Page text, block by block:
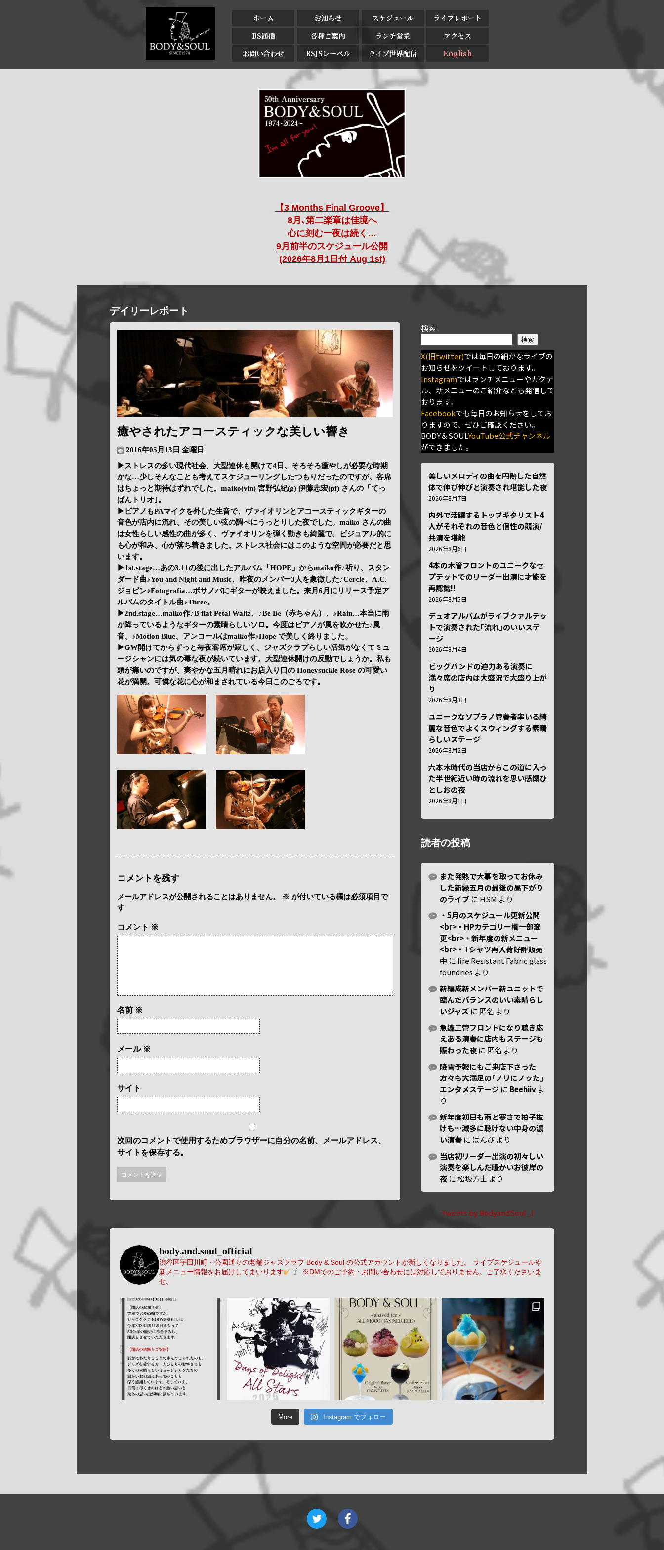
ホーム お知らせ スケジュール
ライブレポート
BS通信
各種ご案内 ランチ営業
アクセス
お問い合わせ
BSJSレーベル ライブ世界配信 English
【3 Months Final Groove】
8月､第二楽章は佳境へ
心に刻む一夜は続く…
9月前半のスケジュール公開
(2026年8月1日付 Aug 1st)
デイリーレポート
癒やされたアコースティックな美しい響き
2016年05月13日 金曜日
▶ストレスの多い現代社会、大型連休も開けて4日、そろそろ癒やしが必要な時期
かな…少しそんなことも考えてスケジューリングしたつもりだったのですが、客席
はちょっと期待はずれでした。maiko(vln) 宮野弘紀(g) 伊藤志宏(pf) さんの「てっ
ぱんトリオ｣。
▶ピアノもPAマイクを外した生音で、ヴァイオリンとアコースティックギターの
音色が店内に流れ、その美しい弦の調べにうっとりした夜でした。maiko さんの曲
は女性らしい感性の曲が多く、ヴァイオリンを弾く動きも綺麗で、ビジュアル的に
も心が和み、心が落ち着きました。ストレス社会にはこのような空間が必要だと思
います。
▶1st.stage…あの3.11の後に出したアルバム「HOPE」からmaiko作♪祈り、スタン
ダード曲♪You and Night and Music、昨夜のメンバー3人を象徴した♪Cercle、A.C.
ジョビン♪Fotografia…ボサノバにギターが映えました。来月6月にリリース予定ア
ルバムのタイトル曲♪Three。
▶2nd.stage…maiko作♪B flat Petal Waltz、♪Be Be（赤ちゃん）、♪Rain…本当に雨
が降っているようなギターの素晴らしいソロ。今度はピアノが風を吹かせた♪風
音、♪Motion Blue、アンコールはmaiko作♪Hope で美しく終りました。
▶GW開けてからずっと毎夜客席が寂しく、ジャズクラブらしい活気がなくてミュ
ージシャンには気の毒な夜が続いています。大型連休開けの反動でしょうか。私も
頭が痛いのですが、爽やかな五月晴れにお店入り口の Honeysuckle Rose の可愛い
花が満開。可憐な花に心が和まされている今日このごろです。
コメントを残す
メールアドレスが公開されることはありません。 ※ が付いている欄は必須項目で
す
コメント ※
名前 ※
メール ※
サイト
次回のコメントで使用するためブラウザーに自分の名前、メールアドレス、
サイトを保存する。
検索
検索
X(旧twitter)では毎日の細かなライブの
お知らせをツイートしております。
Instagramではランチメニューやカクテ
ル、新メニューのご紹介なども発信して
おります。
Facebookでも毎日のお知らせをしてお
りますので、ぜひご確認ください。
BODY＆SOULYouTube公式チャンネル
ができました。
美しいメロディの曲を円熟した自然
体で伸び伸びと演奏され堪能した夜
2026年8月7日
内外で活躍するトップギタリスト4
人がそれぞれの音色と個性の競演/
共演を堪能
2026年8月6日
4本の木管フロントのユニークなセ
プテットでのリーダー出演に才能を
再認識!!
2026年8月5日
デュオアルバムがライブクァルテッ
トで演奏された｢流れ｣のいいステ
ージ
2026年8月4日
ビッグバンドの迫力ある演奏に
満々席の店内は大盛況で大盛り上が
り
2026年8月3日
ユニークなソプラノ管奏者率いる綺
麗な音色でよくスウィングする素晴
らしいステージ
2026年8月2日
六本木時代の当店からこの道に入っ
た半世紀近い時の流れを思い感慨ひ
としおの夜
2026年8月1日
読者の投稿
また発熱で大事を取ってお休み
した新緑五月の最後の昼下がり
のライブ に HSM より
・5月のスケジュール更新公開
<br>・HPカテゴリー欄一部変
更<br>・新年度の新メニュー
<br>・Tシャツ再入荷好評販売
中 にfire Resistant Fabric glass
foundries より
新編成新メンバー新ユニットで
臨んだバランスのいい素晴らし
いジャズ に 匿名 より
急遽二管フロントになり聴き応
えある演奏に店内もステージも
賑わった夜 に 匿名 より
降雪予報にもご来店下さった
方々も大満足の｢ノリにノッた｣
エンタメステージ に Beehiiv よ
り
新年度初日も雨と寒さで拍子抜
けも…滅多に聴けない中身の濃
い演奏 に ばんび より
当店初リーダー出演の初々しい
演奏を楽しんだ暖かいお彼岸の
夜 に松坂方士 より
Tweets by BodyandSoul_J
body.and.soul_official
渋谷区宇田川町・公園通りの老舗ジャズクラブ Body & Soul の公式アカウントが新しくなりました。
ライブスケジュールや
新メニュー情報をお届けしてまいります
※DMでのご予約・お問い合わせには対応しておりません。ご了承くださいま
せ。
More Instagram でフォロー